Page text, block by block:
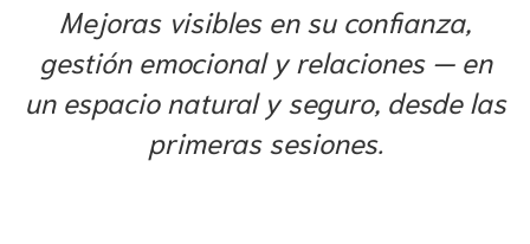
Mejoras visibles en su confianza,
gestión emocional y relaciones — en
un espacio natural y seguro, desde las
primeras sesiones.